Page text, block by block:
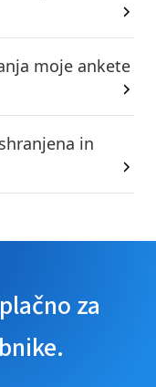
moje ankete
in
za